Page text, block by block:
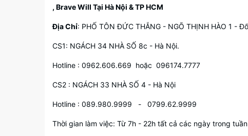
, Brave Will Tại Hà Nội & TP HCM
Địa Chỉ: PHỐ TÔN ĐỨC THẮNG - NGÕ THỊNH HÀO 1 -
CS1: NGÁCH 34 NHÀ SỐ 8c - Hà Nội.
Hotline : 0962.606.669 hoặc 096174.7777
CS2 : NGÁCH 33 NHÀ SỐ 4 - Hà Nội
Hotline : 089.980.9999 - 0799.62.9999
Thời gian làm việc: Từ 7h - 22h tất cả các ngày trong